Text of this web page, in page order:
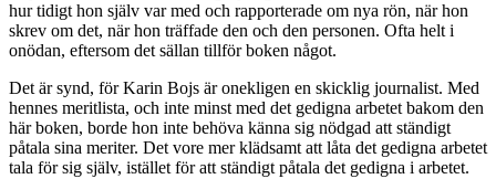
hur tidigt hon själv var med och rapporterade om nya rön, när hon
skrev om det, när hon träffade den och den personen. Ofta helt i
onödan, eftersom det sällan tillför boken något.
Det är synd, för Karin Bojs är onekligen en skicklig journalist. Med
hennes meritlista, och inte minst med det gedigna arbetet bakom den
här boken, borde hon inte behöva känna sig nödgad att ständigt
påtala sina meriter. Det vore mer klädsamt att låta det gedigna arbetet
tala för sig själv, istället för att ständigt påtala det gedigna i arbetet.